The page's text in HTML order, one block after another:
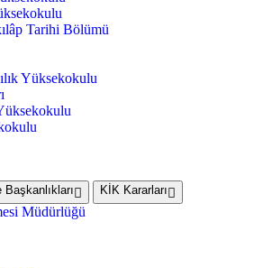
Tarihi Bölümü
Yüksekokulu
Başkanlıkları KİK Kararları
Müdürlüğü